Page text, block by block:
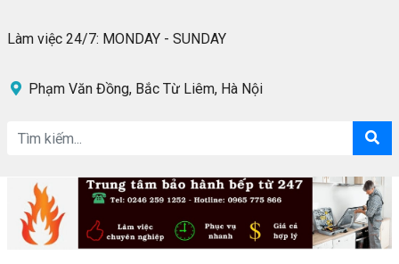
Làm việc 24/7: MONDAY - SUNDAY
Phạm Văn Đồng, Bắc Từ Liêm, Hà Nội